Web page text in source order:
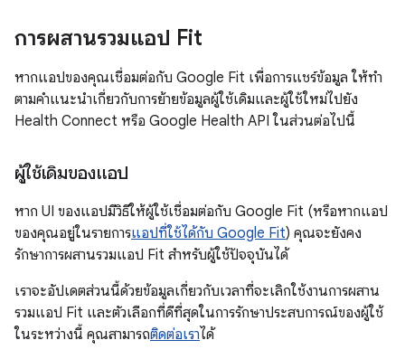
การผสานรวมแอป Fit
หากแอปของคุณเชื่อมต่อกับ Google Fit เพื่อการแชร์ข้อมูล ให้ทำ
ตามคำแนะนำเกี่ยวกับการย้ายข้อมูลผู้ใช้เดิมและผู้ใช้ใหม่ไปยัง
Health Connect หรือ Google Health API ในส่วนต่อไปนี้
ผู้ใช้เดิมของแอป
หาก UI ของแอปมีวิธีให้ผู้ใช้เชื่อมต่อกับ Google Fit (หรือหากแอป
ของคุณอยู่ในรายการแอปที่ใช้ได้กับ Google Fit) คุณจะยังคง
รักษาการผสานรวมแอป Fit สำหรับผู้ใช้ปัจจุบันได้
เราจะอัปเดตส่วนนี้ด้วยข้อมูลเกี่ยวกับเวลาที่จะเลิกใช้งานการผสาน
รวมแอป Fit และตัวเลือกที่ดีที่สุดในการรักษาประสบการณ์ของผู้ใช้
ในระหว่างนี้ คุณสามารถติดต่อเราได้